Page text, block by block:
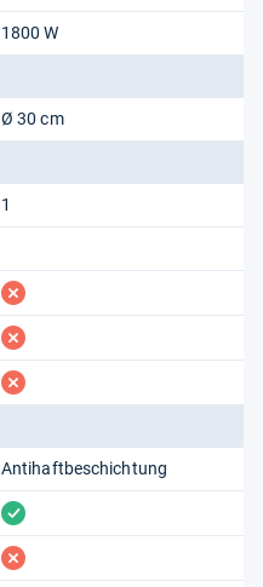
1800 W
Ø 30 cm
1
fehlt
fehlt
fehlt
Antihaftbeschichtung
vorhanden
fehlt